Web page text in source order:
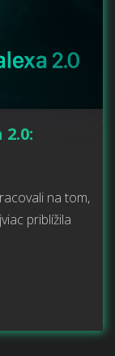
na tom,
priblížila